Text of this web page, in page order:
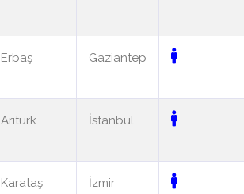
Erbaş Gaziantep
Arıtürk İstanbul
Karataş İzmir